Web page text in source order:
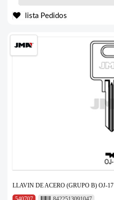
lista Pedidos
LLAVIN DE ACERO (GRUPO B) OJ-17